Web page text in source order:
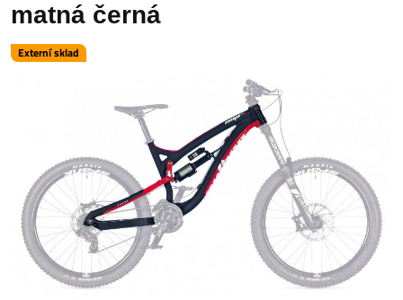
Externí sklad
matná černá